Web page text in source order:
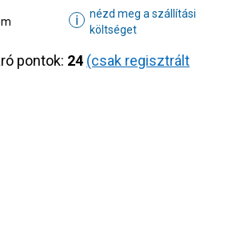
ℹ
nézd meg a szállítási
költséget
pontok: 24 (csak regisztrált